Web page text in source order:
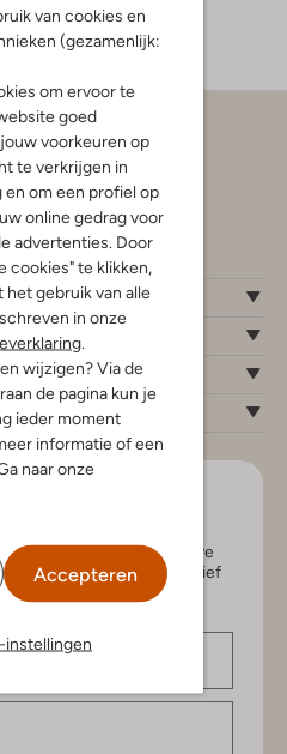
van cookies en
(gezamenlijk:
om ervoor te
goed
voorkeuren op
te verkrijgen in
en om een profiel op
online gedrag voor
advertenties. Door
cookies" te klikken,
het gebruik van alle
in onze
wijzigen? Via de
de pagina kun je
ieder moment
informatie of een
naar onze
Accepteren
instellingen
items en exclusieve
je in voor de nieuwsbrief